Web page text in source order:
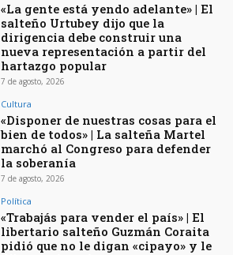
«La gente está yendo adelante» | El
salteño Urtubey dijo que la
dirigencia debe construir una
nueva representación a partir del
hartazgo popular
7 de agosto, 2026
Cultura
«Disponer de nuestras cosas para el
bien de todos» | La salteña Martel
marchó al Congreso para defender
la soberanía
7 de agosto, 2026
Política
«Trabajás para vender el país» | El
libertario salteño Guzmán Coraita
pidió que no le digan «cipayo» y le